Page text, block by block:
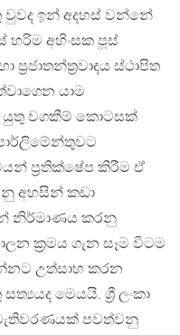
වුවද ඉන් අදහස් වන්නේ
හරිම අහිංසක පූස්
ස්ථාපිත
යාම
යුතු වගකීම් කොටසක්
ප්‍රතික්ෂේප කිරීම ඒ
අහසින් කඩා
නිර්මාණය කරනු
ක්‍රමය ගැන සෑම විටම
උත්සාහ කරන
මෙයයි. ශ්‍රී ලංකා
පවත්වනු